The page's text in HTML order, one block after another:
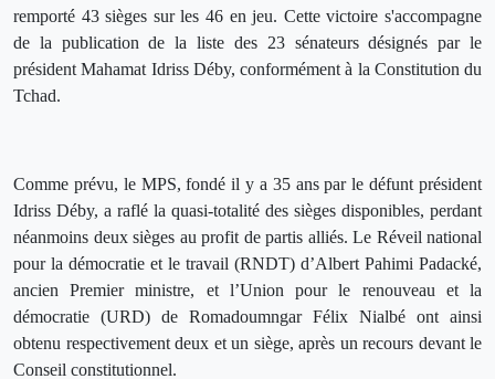
remporté 43 sièges sur les 46 en jeu. Cette victoire s'accompagne
de la publication de la liste des 23 sénateurs désignés par le
président Mahamat Idriss Déby, conformément à la Constitution du
Tchad.
Comme prévu, le MPS, fondé il y a 35 ans par le défunt président
Idriss Déby, a raflé la quasi-totalité des sièges disponibles, perdant
néanmoins deux sièges au profit de partis alliés. Le Réveil national
pour la démocratie et le travail (RNDT) d’Albert Pahimi Padacké,
ancien Premier ministre, et l’Union pour le renouveau et la
démocratie (URD) de Romadoumngar Félix Nialbé ont ainsi
obtenu respectivement deux et un siège, après un recours devant le
Conseil constitutionnel.